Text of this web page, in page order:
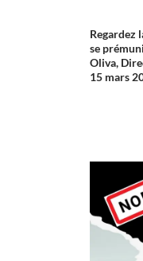
Regardez
se
Oliva,
15 mars